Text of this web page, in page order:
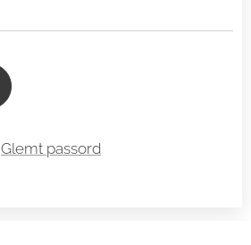
Glemt passord